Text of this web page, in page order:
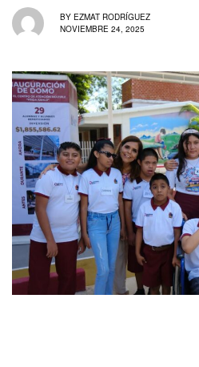
BY EZMAT RODRÍGUEZ
NOVIEMBRE 24, 2025